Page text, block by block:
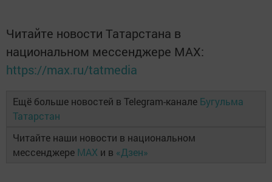
Читайте новости Татарстана в
национальном мессенджере MАХ:
https://max.ru/tatmedia
Ещё больше новостей в Telegram-канале Бугульма
Татарстан
Читайте наши новости в национальном
мессенджере MAX и в «Дзен»